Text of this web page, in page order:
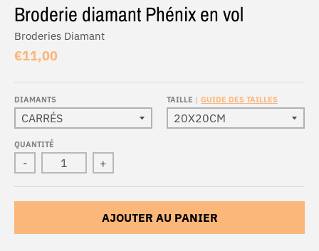
Broderie diamant Phénix en vol
Broderies Diamant
€11,00
DIAMANTS TAILLE GUIDE DES TAILLES
QUANTITÉ
- +
AJOUTER AU PANIER